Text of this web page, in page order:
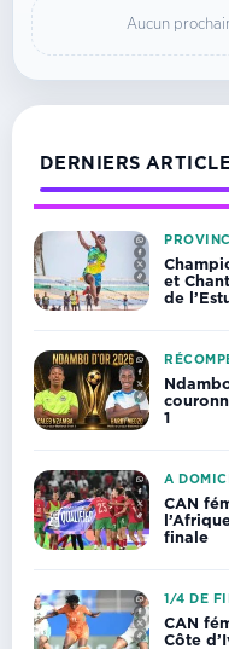
Aucun
DERNIERS
et
de
1
A
CAN
finale
1/4 DE
CAN
Côte